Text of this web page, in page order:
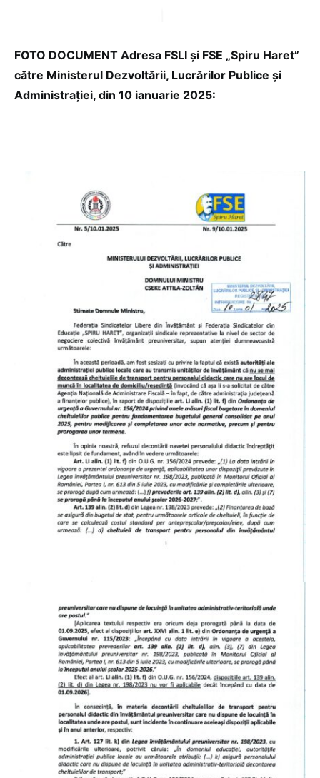
FOTO DOCUMENT Adresa FSLI și FSE „Spiru Haret”
către Ministerul Dezvoltării, Lucrărilor Publice și
Administrației, din 10 ianuarie 2025: